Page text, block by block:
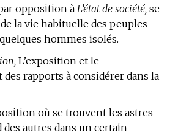
opposition à L’état de société, se
la vie habituelle des peuples
hommes isolés.
L’exposition et le
rapports à considérer dans la
où se trouvent les astres
des autres dans un certain